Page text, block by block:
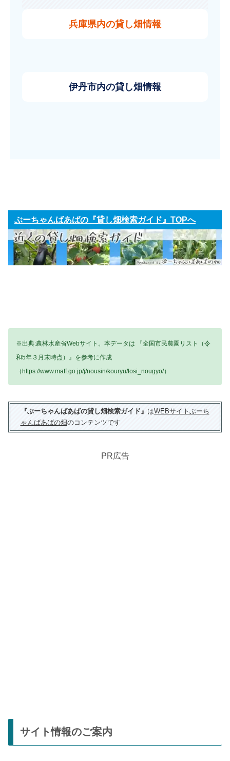
兵庫県内の貸し畑情報
伊丹市内の貸し畑情報
ぶーちゃんばあばの『貸し畑検索ガイド』TOPへ
※出典:農林水産省Webサイト。本データは 『全国市民農園リスト（令
和5年３月末時点）』を参考に作成
（https://www.maff.go.jp/j/nousin/kouryu/tosi_nougyo/）
『ぶーちゃんばあばの貸し畑検索ガイド』 はWEBサイトぶーち
ゃんばあばの畑のコンテンツです
PR広告
サイト情報のご案内